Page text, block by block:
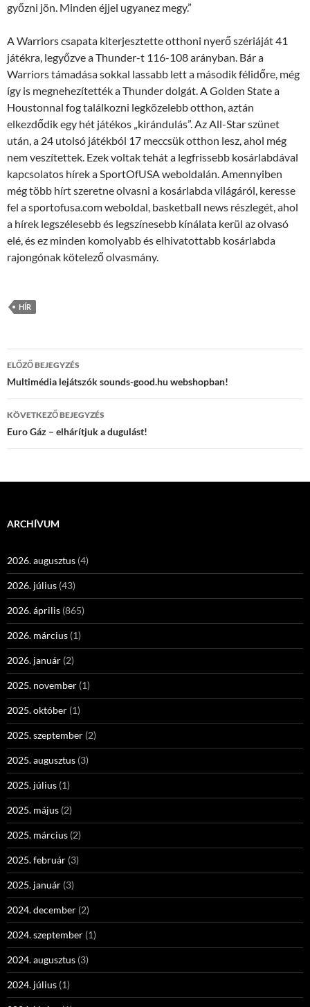
győzni jön. Minden éjjel ugyanez megy.”
A Warriors csapata kiterjesztette otthoni nyerő szériáját 41
játékra, legyőzve a Thunder-t 116-108 arányban. Bár a
Warriors támadása sokkal lassabb lett a második félidőre, még
így is megnehezítették a Thunder dolgát. A Golden State a
Houstonnal fog találkozni legközelebb otthon, aztán
elkezdődik egy hét játékos „kirándulás”. Az All-Star szünet
után, a 24 utolsó játékból 17 meccsük otthon lesz, ahol még
nem veszítettek. Ezek voltak tehát a legfrissebb kosárlabdával
kapcsolatos hírek a SportOfUSA weboldalán. Amennyiben
még több hírt szeretne olvasni a kosárlabda világáról, keresse
fel a sportofusa.com weboldal, basketball news részlegét, ahol
a hírek legszélesebb és legszínesebb kínálata kerül az olvasó
elé, és ez minden komolyabb és elhivatottabb kosárlabda
rajongónak kötelező olvasmány.
HÍR
Bejegyzés
navigáció
ELŐZŐ BEJEGYZÉS
Multimédia lejátszók sounds-good.hu webshopban!
KÖVETKEZŐ BEJEGYZÉS
Euro Gáz – elhárítjuk a dugulást!
ARCHÍVUM
2026. augusztus (4)
2026. július (43)
2026. április (865)
2026. március (1)
2026. január (2)
2025. november (1)
2025. október (1)
2025. szeptember (2)
2025. augusztus (3)
2025. július (1)
2025. május (2)
2025. március (2)
2025. február (3)
2025. január (3)
2024. december (2)
2024. szeptember (1)
2024. augusztus (3)
2024. július (1)